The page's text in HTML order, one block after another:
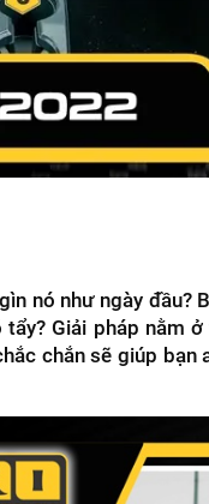
nó như ngày đầu?
tẩy? Giải pháp nằm
chắn sẽ giúp bạn